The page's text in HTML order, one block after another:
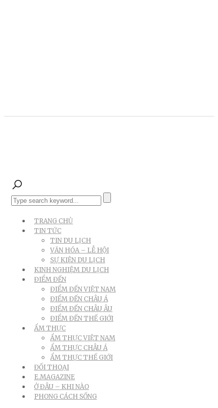
TRANG CHỦ
TIN TỨC
TIN DU LỊCH
VĂN HÓA – LỄ HỘI
SỰ KIỆN DU LỊCH
KINH NGHIỆM DU LỊCH
ĐIỂM ĐẾN
ĐIỂM ĐẾN VIỆT NAM
ĐIỂM ĐẾN CHÂU Á
ĐIỂM ĐẾN CHÂU ÂU
ĐIỂM ĐẾN THẾ GIỚI
ẨM THỰC
ẨM THỰC VIỆT NAM
ẨM THỰC CHÂU Á
ẨM THỰC THẾ GIỚI
ĐỐI THOẠI
E.MAGAZINE
Ở ĐÂU – KHI NÀO
PHONG CÁCH SỐNG